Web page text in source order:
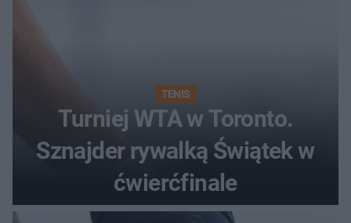
TENIS
Turniej WTA w Toronto.
Sznajder rywalką Świątek w
ćwierćfinale